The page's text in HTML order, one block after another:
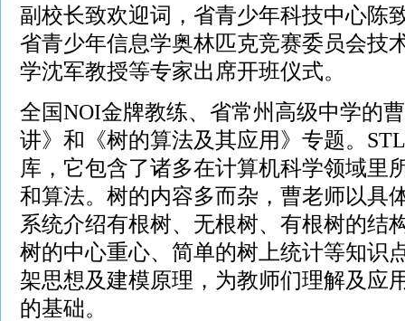
副校长致欢迎词，省青少年科技中心陈
省青少年信息学奥林匹克竞赛委员会技
学沈军教授等专家出席开班仪式。
全国NOI金牌教练、省常州高级中学的
讲》和《树的算法及其应用》专题。
库，它包含了诸多在计算机科学领域里
和算法。树的内容多而杂，曹老师以具
系统介绍有根树、无根树、有根树的结
树的中心重心、简单的树上统计等知识
架思想及建模原理，为教师们理解及应
的基础。